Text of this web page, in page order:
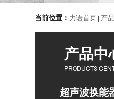
当前位置： 力语首页 | 产
产品中
PRODUCTS
超声波换能